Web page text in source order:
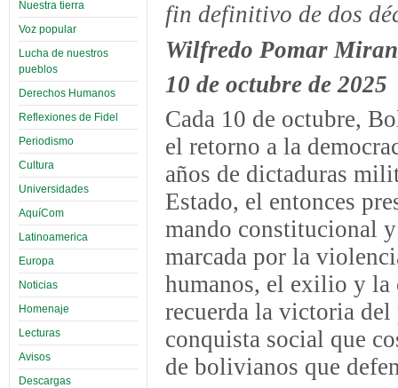
Nuestra tierra
Voz popular
Lucha de nuestros
pueblos
Derechos Humanos
Reflexiones de Fidel
Periodismo
Cultura
Universidades
AquíCom
Latinoamerica
Europa
Noticias
Homenaje
Lecturas
Avisos
Descargas
fin definitivo de dos
Wilfredo Pomar
10 de octubre de 2025
Cada 10 de octubre,
el retorno a la
años de dictaduras
Estado, el entonces
mando constitucional
marcada por la
humanos, el exilio y la
recuerda la victoria
conquista social que
de bolivianos que